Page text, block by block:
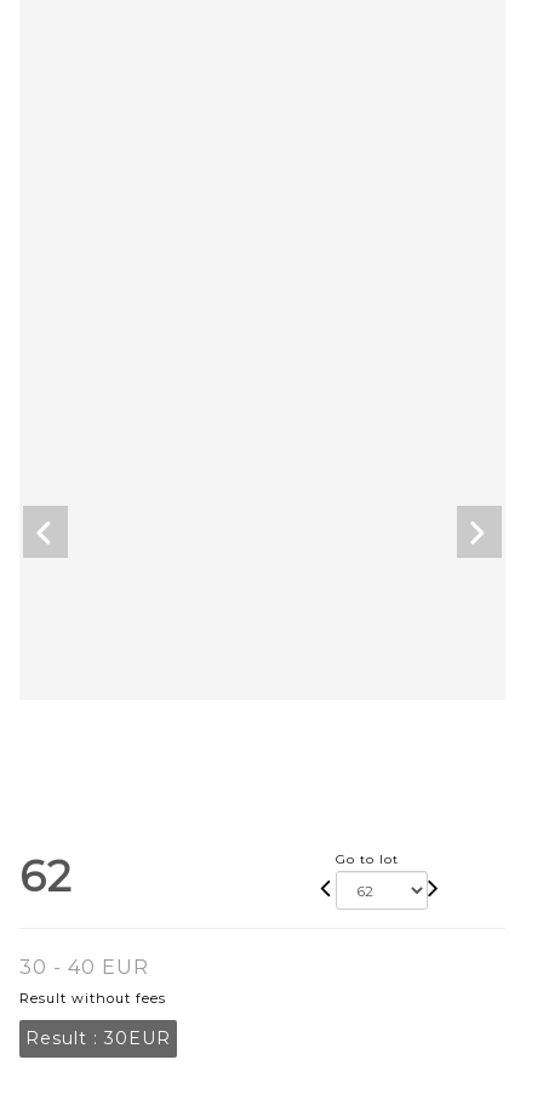
62 Go to lot
30 - 40 EUR
Result without fees
Result : 30EUR